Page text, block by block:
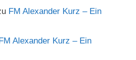
FM Alexander Kurz – Ein
Alexander Kurz – Ein